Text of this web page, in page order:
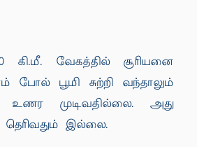
கி.மீ. வேகத்தில் சூரியனை
போல் பூமி சுற்றி வந்தாலும்
முடிவதில்லை. அது
தெரிவதும் இல்லை.